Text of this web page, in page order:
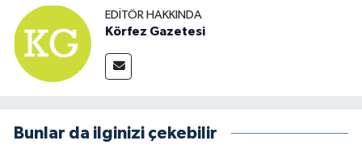
EDITÖR HAKKINDA
Körfez Gazetesi
Bunlar da ilginizi çekebilir